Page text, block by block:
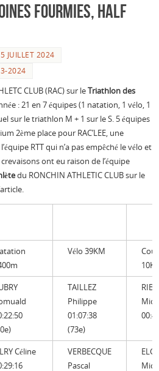
FOURMIES, Half
5 JUILLET 2024
2024
CLUB (RAC) sur leTriathlon des
: 21 en 7 équipes (1 natation, 1 vélo, 1
sur le triathlon M + 1 sur le S. 5 équipes
2ème place pour RAC’LEE, une
RTT qui n’a pas empêché le vélo et
ont eu raison de l’équipe
du RONCHIN ATHLETIC CLUB sur le
Vélo 39KM
TAILLEZ
Philippe
01:07:38
(73e)
Céline
VERBECQUE
Pascal